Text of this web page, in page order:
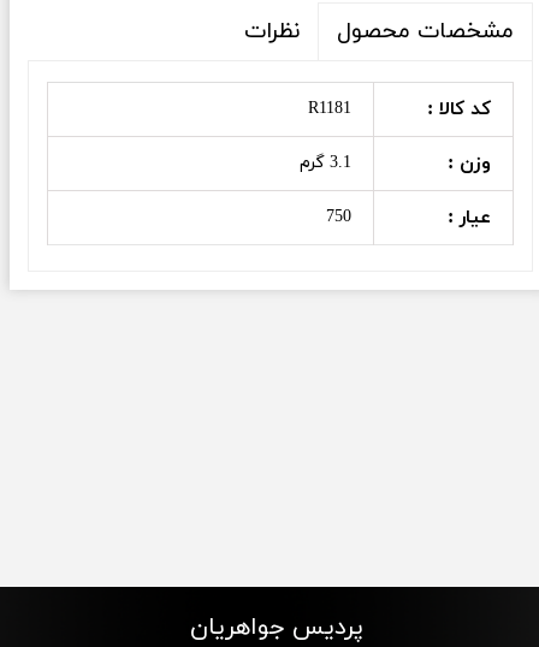
مشخصات محصول نظرات
کد کالا : R1181
وزن : 3.1 گرم
عیار : 750
پردیس جواهریان